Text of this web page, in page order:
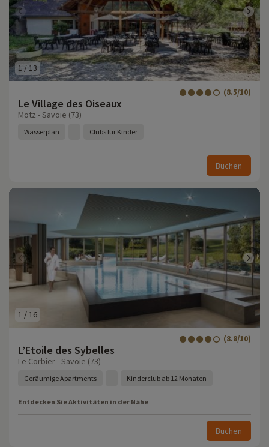
1 /13
Le Village des Oiseaux
(8.5/10)
Motz - Savoie (73)
Wasserplan Clubs für Kinder
Buchen
1 / 16
L’Etoile des Sybelles
(8.8/10)
Le Corbier - Savoie (73)
Geräumige Apartments Kinderclub ab 12 Monaten
Entdecken Sie Aktivitäten in der Nähe
Buchen